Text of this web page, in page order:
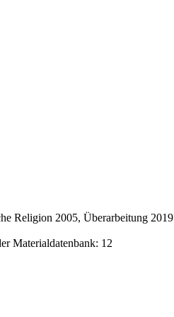
Religion 2005, Überarbeitung 2019
Materialdatenbank: 12